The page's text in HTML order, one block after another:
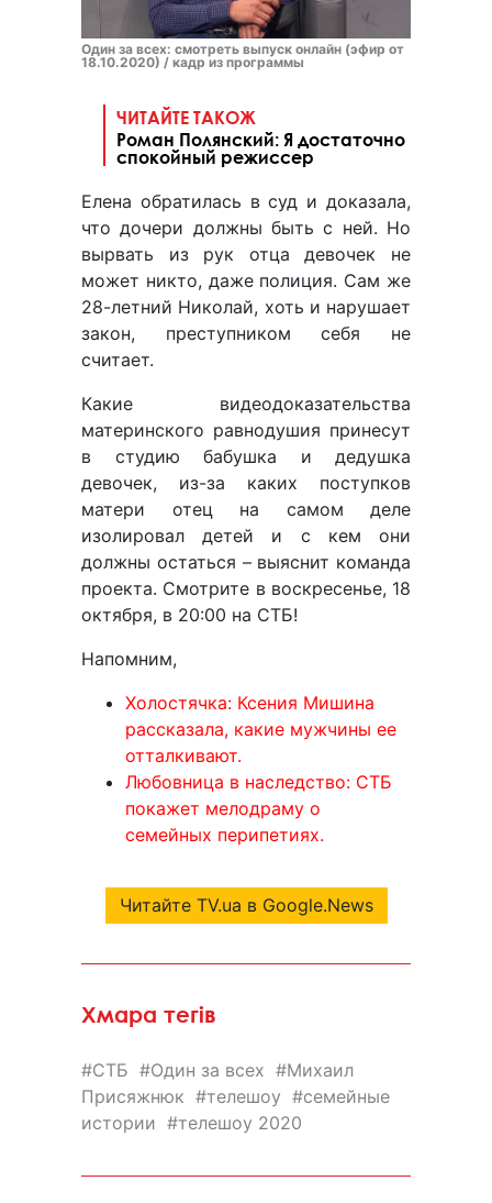
Один за всех: смотреть выпуск онлайн (эфир от
18.10.2020) / кадр из программы
ЧИТАЙТЕ ТАКОЖ
Роман Полянский: Я достаточно
спокойный режиссер
Елена обратилась в суд и доказала,
что дочери должны быть с ней. Но
вырвать из рук отца девочек не
может никто, даже полиция. Сам же
28-летний Николай, хоть и нарушает
закон, преступником себя не
считает.
Какие видеодоказательства
материнского равнодушия принесут
в студию бабушка и дедушка
девочек, из-за каких поступков
матери отец на самом деле
изолировал детей и с кем они
должны остаться – выяснит команда
проекта. Смотрите в воскресенье, 18
октября, в 20:00 на СТБ!
Напомним,
Холостячка: Ксения Мишина
рассказала, какие мужчины ее
отталкивают.
Любовница в наследство: СТБ
покажет мелодраму о
семейных перипетиях.
Читайте TV.ua в Google.News
Хмара тегів
СТБ Один за всех
Михаил
Присяжнюк
телешоу
семейные
истории
телешоу 2020